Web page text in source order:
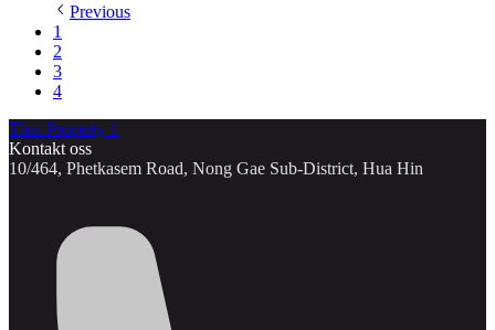
Previous
1
2
3
4
Thai Property 1
Kontakt oss
10/464, Phetkasem Road, Nong Gae Sub-District, Hua Hin